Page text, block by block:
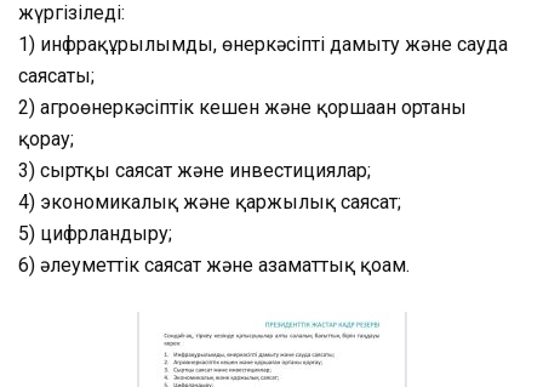
жүргізіледі:
1) инфрақұрылымды, өнеркәсіпті дамыту және сауда
саясаты;
2) агроөнеркәсіптік кешен және қоршаған ортаны
қорғау;
3) сыртқы саясат және инвестициялар;
4) экономикалық және қаржылық саясат;
5) цифрландыру;
6) әлеуметтік саясат және азаматтық қоғам.